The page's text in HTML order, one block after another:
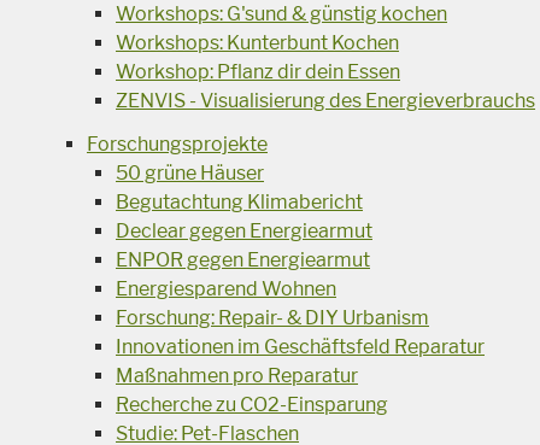
Workshops: G'sund & günstig kochen
Workshops: Kunterbunt Kochen
Workshop: Pflanz dir dein Essen
ZENVIS - Visualisierung des Energieverbrauchs
Forschungsprojekte
50 grüne Häuser
Begutachtung Klimabericht
Declear gegen Energiearmut
ENPOR gegen Energiearmut
Energiesparend Wohnen
Forschung: Repair- & DIY Urbanism
Innovationen im Geschäftsfeld Reparatur
Maßnahmen pro Reparatur
Recherche zu CO2-Einsparung
Studie: Pet-Flaschen